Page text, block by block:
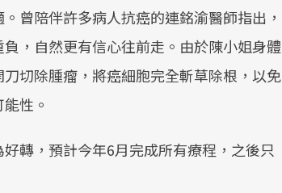
曾陪伴許多病人抗癌的連銘渝醫師指出，
，自然更有信心往前走。由於陳小姐身體
切除腫瘤，將癌細胞完全斬草除根，以免
性。
轉，預計今年6月完成所有療程，之後只